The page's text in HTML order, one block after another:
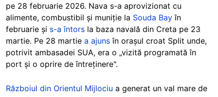
pe 28 februarie 2026. Nava s-a aprovizionat cu
alimente, combustibil și muniție la Souda Bay în
februarie și s-a întors la baza navală din Creta pe 23
martie. Pe 28 martie a ajuns în orașul croat Split unde,
potrivit ambasadei SUA, era o „vizită programată în
port și o oprire de întreținere".
Războiul din Orientul Mijlociu a generat un val mare de